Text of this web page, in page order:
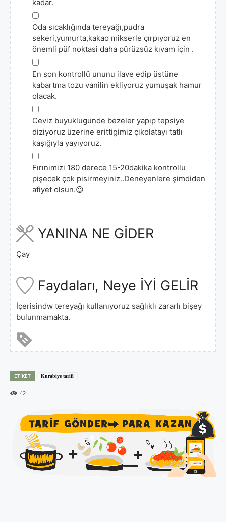
kadar.
▢
Oda sıcaklığında tereyağı,pudra
sekeri,yumurta,kakao mikserle çırpıyoruz en
önemli püf noktasi daha pürüzsüz kıvam için .
▢
En son kontrollü ununu ilave edip üstüne
kabartma tozu vanilin ekliyoruz yumuşak hamur
olacak.
▢
Ceviz buyuklugunde bezeler yapıp tepsiye
diziyoruz üzerine erittigimiz çikolatayı tatlı
kaşığıyla yayıyoruz.
▢
Fırınımizi 180 derece 15-20dakika kontrollu
pişecek çok pisirmeyiniz..Deneyenlere şimdiden
afiyet olsun.😉
YANINA NE GİDER
Çay
Faydaları, Neye İYİ GELİR
İçerisindw tereyağı kullanıyoruz sağlıklı zararlı bişey
bulunmamakta.
ETIKET Kurabiye tarifi
42